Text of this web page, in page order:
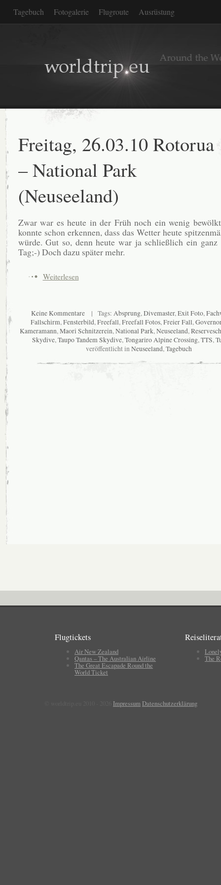
Tagebuch Fotogalerie Flugroute Ausrüstung
Freitag, 26.03.10 Rotorua
– National Park
(Neuseeland)
Zwar war es heute in der Früh noch ein wenig
konnte schon erkennen, dass das Wetter heute
würde. Gut so, denn heute war ja schließlich ein ganz
Tag;-) Doch dazu später mehr.
Weiterlesen
Keine Kommentare| Tags: Absprung, Divemaster, Exit Foto,
Fallschirm, Fensterbild, Freefall, Freefall Fotos, Freier Fall,
Kameramann, Maori Schnitzerein, National Park, Neuseeland,
Skydive, Taupo Tandem Skydive, Tongariro Alpine Crossing, TTS,
veröffentlicht in Neuseeland, Tagebuch
Flugtickets
Air New Zealand
Qantas – The Australian Airline
The Great Escapade Round the
World Ticket
The
Impressum Datenschutzerklärung